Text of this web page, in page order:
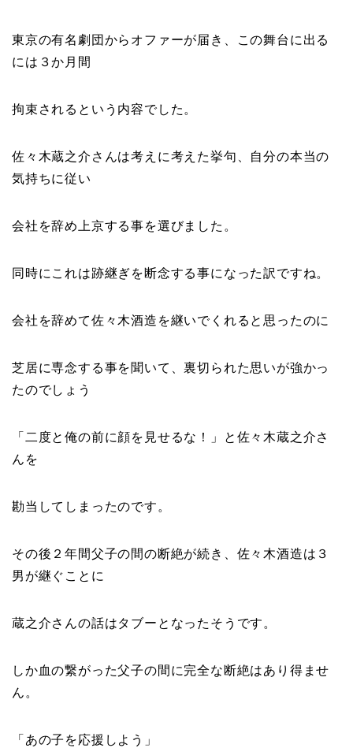
東京の有名劇団からオファーが届き、この舞台に出る
には ３か月間
拘束されるという内容でした。
佐々木蔵之介さんは考えに考えた挙句、自分の本当の
気持ちに従い
会社を辞め上京する事を選びました。
同時にこれは跡継ぎを断念する事になった訳ですね。
会社を辞めて佐々木酒造を継いでくれると思ったのに
芝居に専念する事を聞いて、裏切られた思いが強かっ
たのでしょう
「 二度と俺の前に顔を見せるな！
」と佐々木蔵之介さ
んを
勘当してしまったのです。
その後 ２年間父子の間の断絶が続き
、佐々木酒造は３
男が継ぐことに
蔵之介さんの話はタブーとなったそうです。
しか血の繋がった父子の間に完全な断絶はあり得ませ
ん。
「 あの子を応援しよう 」